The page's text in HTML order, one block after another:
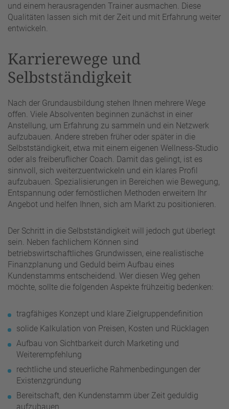
und einem herausragenden Trainer ausmachen. Diese
Qualitäten lassen sich mit der Zeit und mit Erfahrung weiter
entwickeln.
Karrierewege und
Selbstständigkeit
Nach der Grundausbildung stehen Ihnen mehrere Wege
offen. Viele Absolventen beginnen zunächst in einer
Anstellung, um Erfahrung zu sammeln und ein Netzwerk
aufzubauen. Andere streben früher oder später in die
Selbstständigkeit, etwa mit einem eigenen Wellness-Studio
oder als freiberuflicher Coach. Damit das gelingt, ist es
sinnvoll, sich weiterzuentwickeln und ein klares Profil
aufzubauen. Spezialisierungen in Bereichen wie Bewegung,
Entspannung oder fernöstlichen Methoden erweitern Ihr
Angebot und helfen Ihnen, sich am Markt zu positionieren.
Der Schritt in die Selbstständigkeit will jedoch gut überlegt
sein. Neben fachlichem Können sind
betriebswirtschaftliches Grundwissen, eine realistische
Finanzplanung und Geduld beim Aufbau eines
Kundenstamms entscheidend. Wer diesen Weg gehen
möchte, sollte die folgenden Aspekte frühzeitig bedenken:
tragfähiges Konzept und klare Zielgruppendefinition
solide Kalkulation von Preisen, Kosten und Rücklagen
Aufbau von Sichtbarkeit durch Marketing und
Weiterempfehlung
rechtliche und steuerliche Rahmenbedingungen der
Existenzgründung
Bereitschaft, den Kundenstamm über Zeit geduldig
aufzubauen